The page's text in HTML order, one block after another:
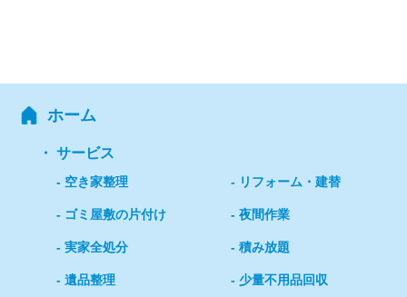
ホーム
サービス
空き家整理
ゴミ屋敷の片付け
実家全処分
遺品整理
リフォーム・建替
夜間作業
積み放題
少量不用品回収